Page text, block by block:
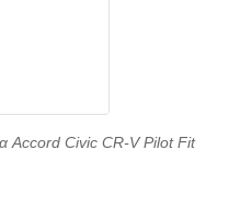
Accord Civic CR-V Pilot Fit